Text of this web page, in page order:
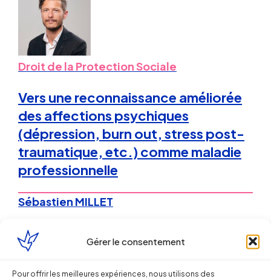
Gérer le consentement
Pour offrir les meilleures expériences, nous utilisons des
Droit de la Protection Sociale
Vers une reconnaissance améliorée
des affections psychiques
(dépression, burn out, stress post-
traumatique, etc.) comme maladie
professionnelle
Sébastien MILLET
9 juin 2016